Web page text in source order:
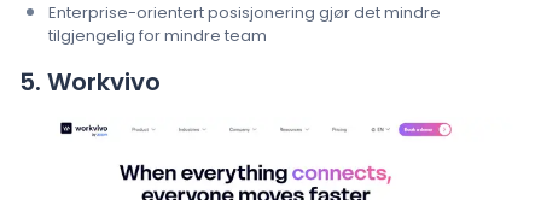
Enterprise-orientert posisjonering gjør det mindre
tilgjengelig for mindre team
5. Workvivo